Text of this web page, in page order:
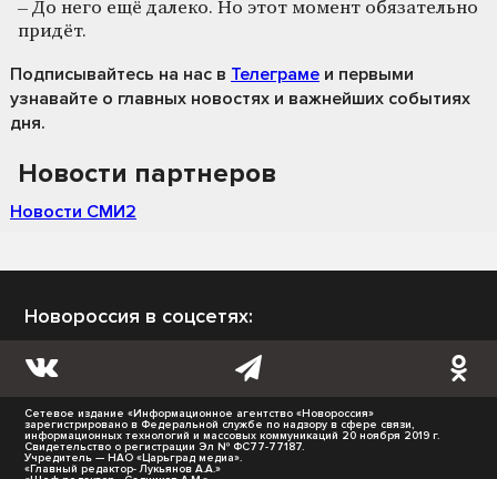
– До него ещё далеко. Но этот момент обязательно
придёт.
Подписывайтесь на нас в Телеграме и первыми
узнавайте о главных новостях и важнейших событиях
дня.
Новости партнеров
Новости СМИ2
Новороссия в соцсетях:
Сетевое издание «Информационное агентство «Новороссия»
зарегистрировано в Федеральной службе по надзору в сфере связи,
информационных технологий и массовых коммуникаций 20 ноября 2019 г.
Свидетельство о регистрации Эл № ФС77-77187.
Учредитель — НАО «Царьград медиа».
«Главный редактор- Лукьянов А.А.»